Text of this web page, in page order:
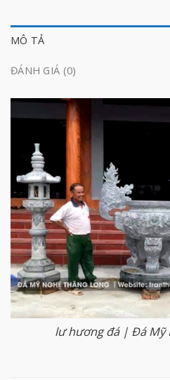
MÔ TẢ
ĐÁNH GIÁ (0)
lư hương đá | Đá Mỹ